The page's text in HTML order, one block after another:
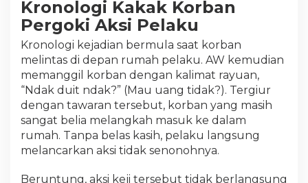
Kronologi Kakak Korban
Pergoki Aksi Pelaku
Kronologi kejadian bermula saat korban
melintas di depan rumah pelaku. AW kemudian
memanggil korban dengan kalimat rayuan,
“Ndak duit ndak?” (Mau uang tidak?). Tergiur
dengan tawaran tersebut, korban yang masih
sangat belia melangkah masuk ke dalam
rumah. Tanpa belas kasih, pelaku langsung
melancarkan aksi tidak senonohnya.
Beruntung, aksi keji tersebut tidak berlangsung